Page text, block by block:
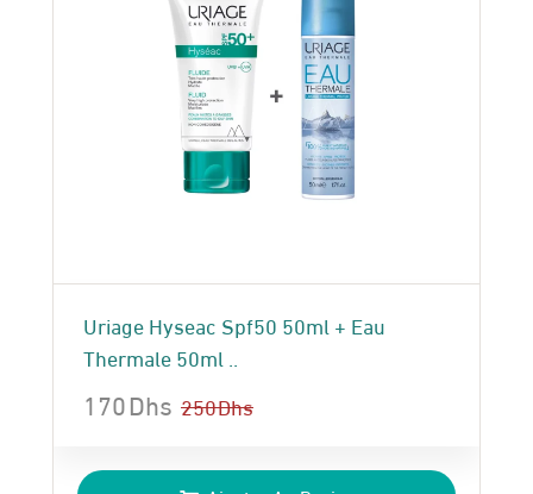
Uriage Hyseac Spf50 50ml + Eau
Thermale 50ml ..
250Dhs
prix
170Dhs
prix